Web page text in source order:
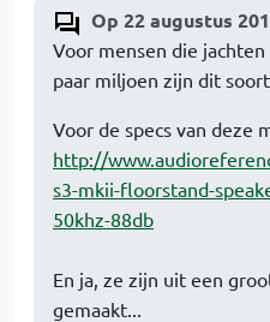
Op 22 augustus
Voor mensen die
paar miljoen zijn dit
Voor de specs van deze
http://
s3-mkii-floorstand-
50khz-88db
En ja, ze zijn uit een
gemaakt...